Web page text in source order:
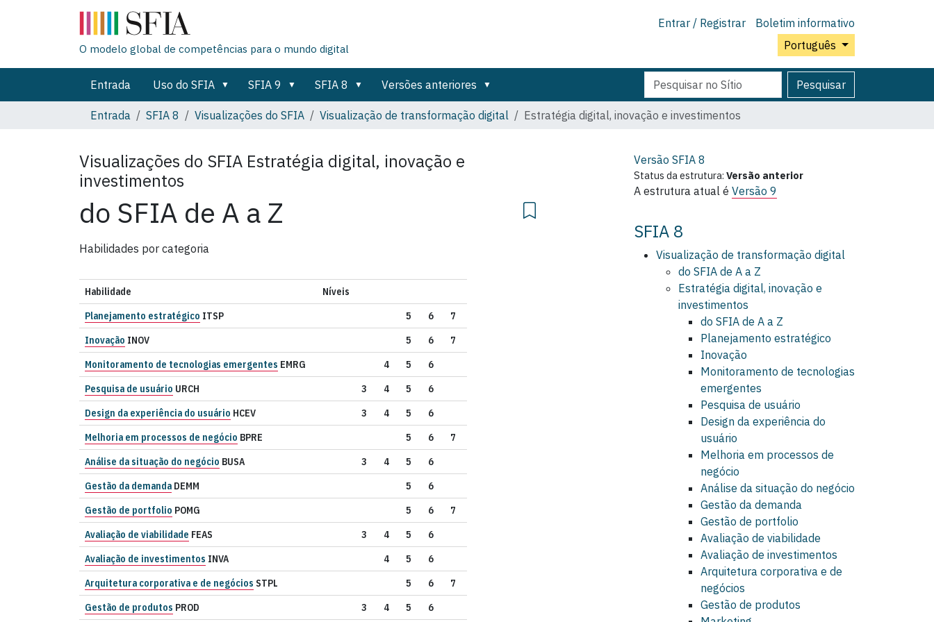
Entrar / Registrar
Boletim informativo
Português
O modelo global de competências para o mundo digital
Entrada Uso do SFIA SFIA 9 SFIA 8 Versões anteriores Pesquisar Pesquisar
Pesquisa
Avançada…
Entrada
SFIA 8 Visualizações do SFIA Visualização de transformação digital Estratégia digital, inovação e investimentos
Visualizações do SFIA Estratégia digital, inovação e
investimentos
do SFIA de A a Z
Habilidades por categoria
Habilidade
Níveis
Planejamento estratégico ITSP 5 6
7
Inovação INOV 5 6
7
Monitoramento de tecnologias emergentes EMRG 4 5
6
Pesquisa de usuário URCH 3 4 5
6
Design da experiência do usuário HCEV 3 4 5
6
Melhoria em processos de negócio BPRE 5 6
7
Análise da situação do negócio BUSA 3 4 5
6
Gestão da demanda DEMM 5
6
Gestão de portfolio POMG 5 6
7
Avaliação de viabilidade FEAS 3 4 5
6
Avaliação de investimentos INVA 4 5
6
Arquitetura corporativa e de negócios STPL 5 6
7
Gestão de produtos PROD 3 4 5
6
Versão SFIA 8
Status da estrutura: Versão anterior
A estrutura atual é Versão 9
SFIA 8
Visualização de transformação digital
do SFIA de A a Z
Estratégia digital, inovação e
investimentos
do SFIA de A a Z
Planejamento estratégico
Inovação
Monitoramento de tecnologias
emergentes
Pesquisa de usuário
Design da experiência do
usuário
Melhoria em processos de
negócio
Análise da situação do negócio
Gestão da demanda
Gestão de portfolio
Avaliação de viabilidade
Avaliação de investimentos
Arquitetura corporativa e de
negócios
Gestão de produtos